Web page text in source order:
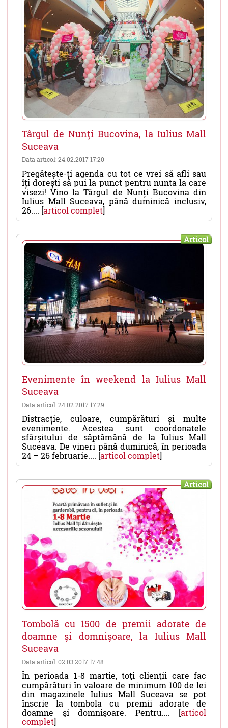
Târgul de Nunți Bucovina, la Iulius Mall
Suceava
Data articol: 24.02.2017 17:20
Pregătește-ți agenda cu tot ce vrei să afli sau
îți dorești să pui la punct pentru nunta la care
visezi! Vino la Târgul de Nunți Bucovina din
Iulius Mall Suceava, până duminică inclusiv,
26.... [articol complet]
Articol
Evenimente în weekend la Iulius Mall
Suceava
Data articol: 24.02.2017 17:29
Distracție, culoare, cumpărături și multe
evenimente. Acestea sunt coordonatele
sfârșitului de săptămână de la Iulius Mall
Suceava. De vineri până duminică, în perioada
24 – 26 februarie.... [articol complet]
Articol
Tombolă cu 1500 de premii adorate de
doamne şi domnişoare, la Iulius Mall
Suceava
Data articol: 02.03.2017 17:48
În perioada 1-8 martie, toţi clienţii care fac
cumpărături în valoare de minimum 100 de lei
din magazinele Iulius Mall Suceava se pot
înscrie la tombola cu premii adorate de
doamne şi domnişoare. Pentru.... [articol
complet]